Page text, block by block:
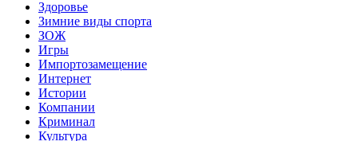
Здоровье
Зимние виды спорта
ЗОЖ
Игры
Импортозамещение
Интернет
Истории
Компании
Криминал
Культура